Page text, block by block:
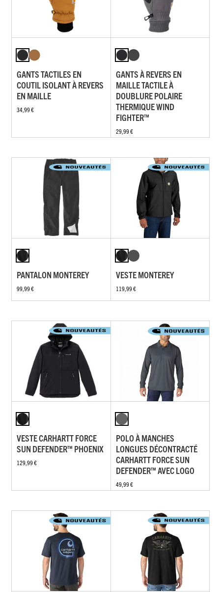
GANTS TACTILES EN
COUTIL ISOLANT À REVERS
EN MAILLE
34,99 €
GANTS À REVERS EN
MAILLE TACTILE À
DOUBLURE POLAIRE
THERMIQUE WIND
FIGHTER™
29,99 €
PANTALON MONTEREY
99,99 €
VESTE MONTEREY
119,99 €
VESTE CARHARTT FORCE
SUN DEFENDER™ PHOENIX
129,99 €
POLO À MANCHES
LONGUES DÉCONTRACTÉ
CARHARTT FORCE SUN
DEFENDER™ AVEC LOGO
49,99 €